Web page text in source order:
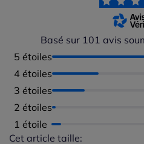
Basé sur 101 avis
5 étoiles
4 étoiles
3 étoiles
2 étoiles
1 étoile
Cet article taille:
Répartition du taillant selon